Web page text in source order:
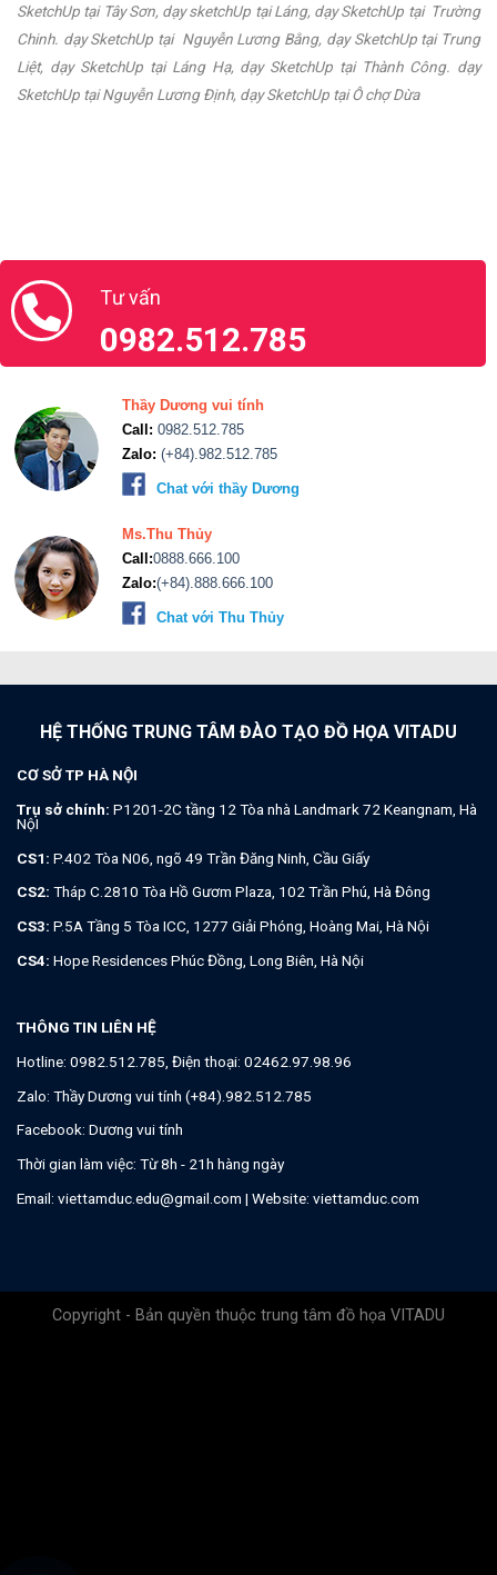
SketchUp tại Tây Sơn, dạy sketchUp tại Láng, dạy SketchUp tại Trường
Chinh. dạy SketchUp tại Nguyễn Lương Bằng, dạy SketchUp tại Trung
Liệt, dạy SketchUp tại Láng Hạ, dạy SketchUp tại Thành Công. dạy
SketchUp tại Nguyễn Lương Định, dạy SketchUp tại Ô chợ Dừa
Tư vấn
0982.512.785
Thầy Dương vui tính
Call: 0982.512.785
Zalo: (+84).982.512.785
Chat với thầy Dương
Ms.Thu Thủy
Call:0888.666.100
Zalo:(+84).888.666.100
Chat với Thu Thủy
HỆ THỐNG TRUNG TÂM ĐÀO TẠO ĐỒ HỌA VITADU
CƠ SỞ TP HÀ NỘI
Trụ sở chính: P1201-2C tầng 12 Tòa nhà Landmark 72 Keangnam, Hà
NộI
CS1: P.402 Tòa N06, ngõ 49 Trần Đăng Ninh, Cầu Giấy
CS2: Tháp C.2810 Tòa Hồ Gươm Plaza, 102 Trần Phú, Hà Đông
CS3: P.5A Tầng 5 Tòa ICC, 1277 Giải Phóng, Hoàng Mai, Hà Nội
CS4: Hope Residences Phúc Đồng, Long Biên, Hà Nội
THÔNG TIN LIÊN HỆ
Hotline: 0982.512.785 , Điện thoại: 02462.97.98.96
Zalo: Thầy Dương vui tính (+84).982.512.785
Facebook: Dương vui tính
Thời gian làm việc: Từ 8h - 21h hàng ngày
Email: viettamduc.edu@gmail.com | Website: viettamduc.com
Copyright - Bản quyền thuộc trung tâm đồ họa VITADU